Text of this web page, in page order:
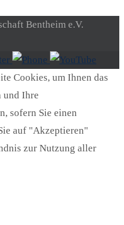
Bentheim e.V.
Cookies, um Ihnen das
und Ihre
sofern Sie einen
auf "Akzeptieren"
zur Nutzung aller